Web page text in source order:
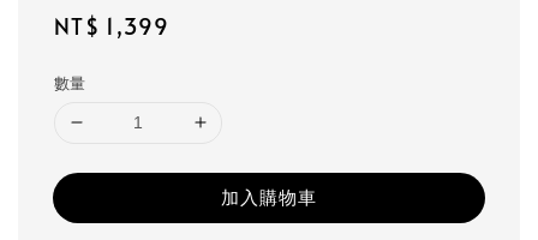
Regular
NT$ 1,399
數量
加入購物車